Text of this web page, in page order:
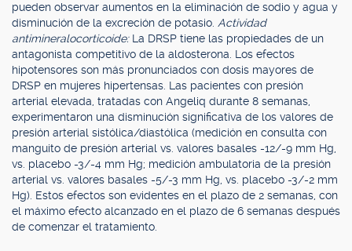
pueden observar aumentos en la eliminación de sodio y agua y
disminución de la excreción de potasio. Actividad
antimineralocorticoide: La DRSP tiene las propiedades de un
antagonista competitivo de la aldosterona. Los efectos
hipotensores son más pronunciados con dosis mayores de
DRSP en mujeres hipertensas. Las pacientes con presión
arterial elevada, tratadas con Angeliq durante 8 semanas,
experimentaron una disminución significativa de los valores de
presión arterial sistólica/diastólica (medición en consulta con
manguito de presión arterial vs. valores basales -12/-9 mm Hg,
vs. placebo -3/-4 mm Hg; medición ambulatoria de la presión
arterial vs. valores basales -5/-3 mm Hg, vs. placebo -3/-2 mm
Hg). Estos efectos son evidentes en el plazo de 2 semanas, con
el máximo efecto alcanzado en el plazo de 6 semanas después
de comenzar el tratamiento.